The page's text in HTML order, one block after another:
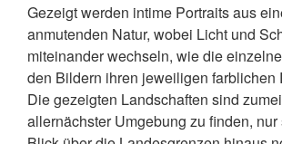
Gezeigt werden intime Portraits aus
anmutenden Natur, wobei Licht und
miteinander wechseln, wie die
den Bildern ihren jeweiligen farblichen
Die gezeigten Landschaften sind
allernächster Umgebung zu finden,